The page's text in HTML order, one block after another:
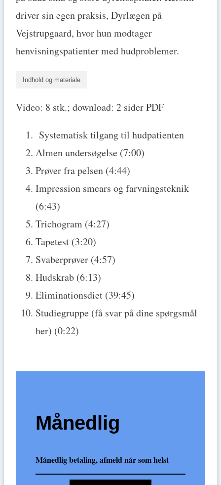
driver sin egen praksis, Dyrlægen på
Vejstrupgaard, hvor hun modtager
henvisningspatienter med hudproblemer.
Indhold og materiale
Video: 8 stk.; download: 2 sider PDF
Systematisk tilgang til hudpatienten
Almen undersøgelse (7:00)
Prøver fra pelsen (4:44)
Impression smears og farvningsteknik
(6:43)
Trichogram (4:27)
Tapetest (3:20)
Svaberprøver (4:57)
Hudskrab (6:13)
Eliminationsdiet (39:45)
Studiegruppe (få svar på dine spørgsmål
her) (0:22)
Månedlig
Månedlig betaling, afmeld når som helst